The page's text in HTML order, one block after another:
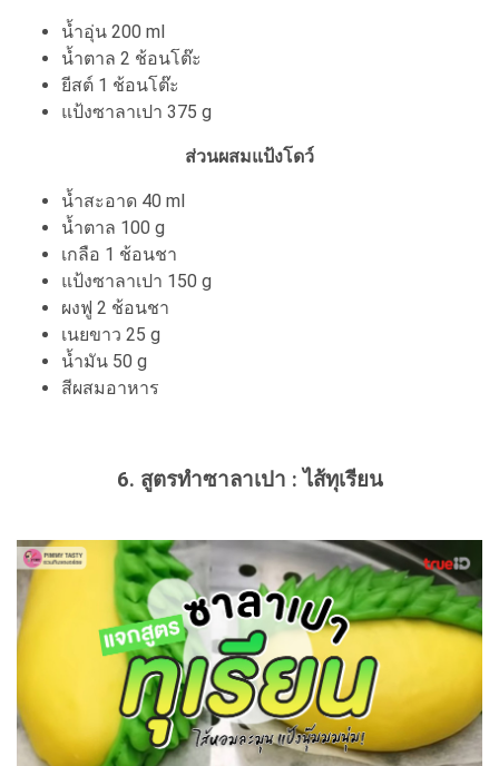
น้ำอุ่น 200 ml
น้ำตาล 2 ช้อนโต๊ะ
ยีสต์ 1 ช้อนโต๊ะ
แป้งซาลาเปา 375 g
ส่วนผสมแป้งโดว์
น้ำสะอาด 40 ml
น้ำตาล 100 g
เกลือ 1 ช้อนชา
แป้งซาลาเปา 150 g
ผงฟู 2 ช้อนชา
เนยขาว 25 g
น้ำมัน 50 g
สีผสมอาหาร
6. สูตรทำซาลาเปา : ไส้ทุเรียน